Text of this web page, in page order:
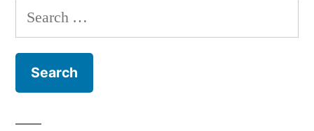
Search
for: